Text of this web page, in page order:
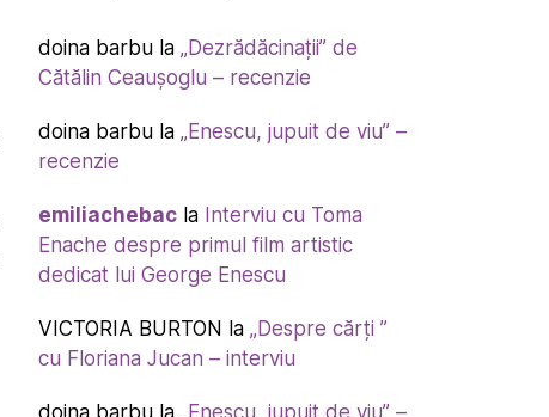
doina barbu la „Dezrădăcinații” de
Cătălin Ceaușoglu – recenzie
doina barbu la „Enescu, jupuit de viu” –
recenzie
emiliachebac la Interviu cu Toma
Enache despre primul film artistic
dedicat lui George Enescu
VICTORIA BURTON la „Despre cărți ”
cu Floriana Jucan – interviu
doina barbu la „Enescu, jupuit de viu” –